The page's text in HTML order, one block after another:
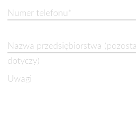
Numer telefonu*
Nazwa przedsiębiorstwa
dotyczy)
Uwagi